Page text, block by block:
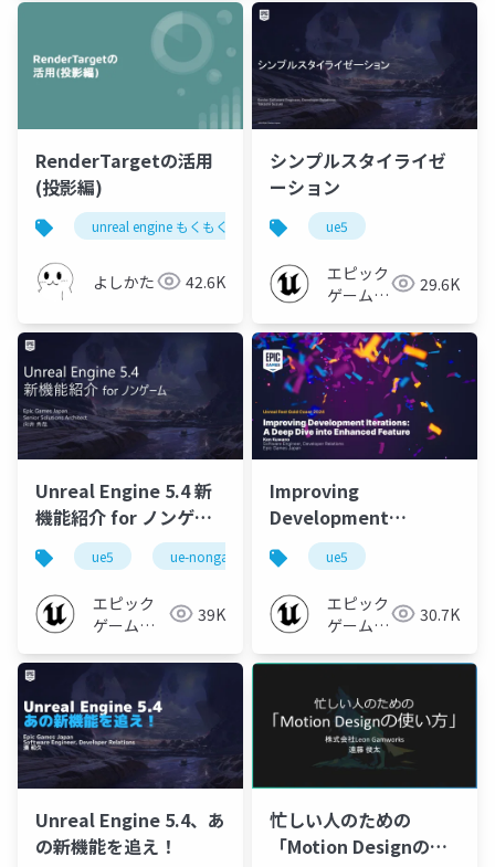
RenderTargetの活用
(投影編)
unreal engine もくもく会 in 富山 ue5
よしかた 42.6K
シンプルスタイライゼ
ーション
ue5
エピック
ゲームズ
29.6K
Unreal Engine 5.4 新
機能紹介 for ノンゲー
ム
ue5 ue-nongame
エピック
ゲームズ
39K
Improving
Development
Iterations: A Deep
Dive into Enhanced
Feature
ue5
エピック
ゲームズ
30.7K
Unreal Engine 5.4、あ
の新機能を追え！
忙しい人のための
「Motion Designの使